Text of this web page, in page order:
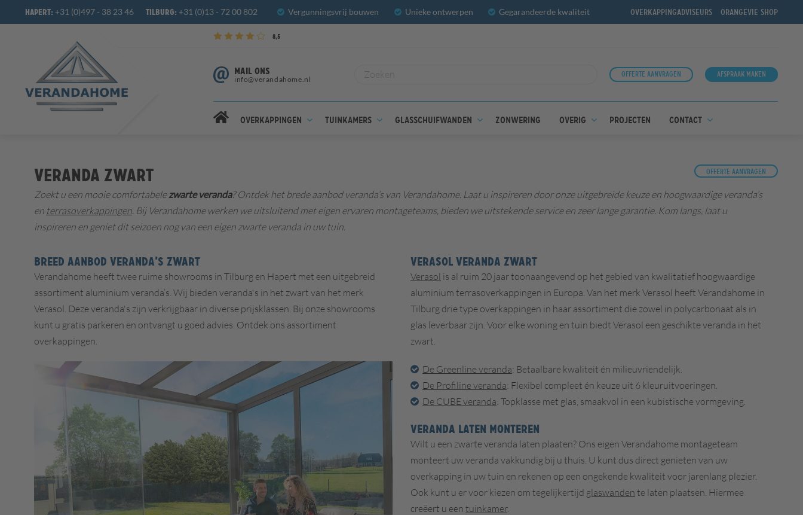
Hapert: +31 (0)497 - 38 23 46 Tilburg: +31 (0)13 - 72 00 802 Vergunningsvrij bouwen Unieke ontwerpen Gegarandeerde kwaliteit Overkappingadviseurs OrangeVie shop
8,5
MAIL ONS
info@verandahome.nl
Offerte aanvragen Afspraak maken
Overkappingen Tuinkamers Glasschuifwanden Zonwering Overig Projecten Contact
Veranda zwart Offerte aanvragen
Zoekt u een mooie comfortabele zwarte veranda? Ontdek het brede aanbod veranda’s van Verandahome. Laat u inspireren door onze uitgebreide keuze en hoogwaardige veranda’s
en terrasoverkappingen. Bij Verandahome werken we uitsluitend met eigen ervaren montageteams, bieden we uitstekende service en zeer lange garantie. Kom langs, laat u
inspireren en geniet dit seizoen nog van een eigen zwarte veranda in uw tuin.
BREED AANBOD VERANDA’S ZWART
Verandahome heeft twee ruime showrooms in Tilburg en Hapert met een uitgebreid
assortiment aluminium veranda’s. Wij bieden veranda's in het zwart van het merk
Verasol. Deze veranda's zijn verkrijgbaar in diverse prijsklassen. Bij onze showrooms
kunt u gratis parkeren en ontvangt u goed advies. Ontdek ons assortiment
overkappingen.
VERASOL VERANDA ZWART
Verasol is al ruim 20 jaar toonaangevend op het gebied van kwalitatief hoogwaardige
aluminium terrasoverkappingen in Europa. Van het merk Verasol heeft Verandahome in
Tilburg drie type overkappingen in haar assortiment die zowel in polycarbonaat als in
glas leverbaar zijn. Voor elke woning en tuin biedt Verasol een geschikte veranda in het
zwart.
De Greenline veranda: Betaalbare kwaliteit én milieuvriendelijk.
De Profiline veranda: Flexibel compleet én keuze uit 6 kleuruitvoeringen.
De CUBE veranda: Topklasse met glas, smaakvol in een kubistische vormgeving.
VERANDA LATEN MONTEREN
Wilt u een zwarte veranda laten plaaten? Ons eigen Verandahome montageteam
monteert uw veranda vakkundig bij u thuis. U kunt dus direct genieten van uw
overkapping in uw tuin en rekenen op een ongekende kwaliteit voor jarenlang plezier.
Ook kunt u er voor kiezen om tegelijkertijd glaswanden te laten plaatsen. Hiermee
creëert u een tuinkamer.